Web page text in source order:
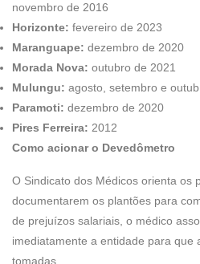
novembro de 2016
Horizonte: fevereiro de 2023
Maranguape: dezembro de 2020
Morada Nova: outubro de 2021
Mulungu: agosto, setembro e
Paramoti: dezembro de 2020
Pires Ferreira: 2012
Como acionar o Devedômetro
O Sindicato dos Médicos orienta os
documentarem os plantões para
de prejuízos salariais, o médico
imediatamente a entidade para que
tomadas.